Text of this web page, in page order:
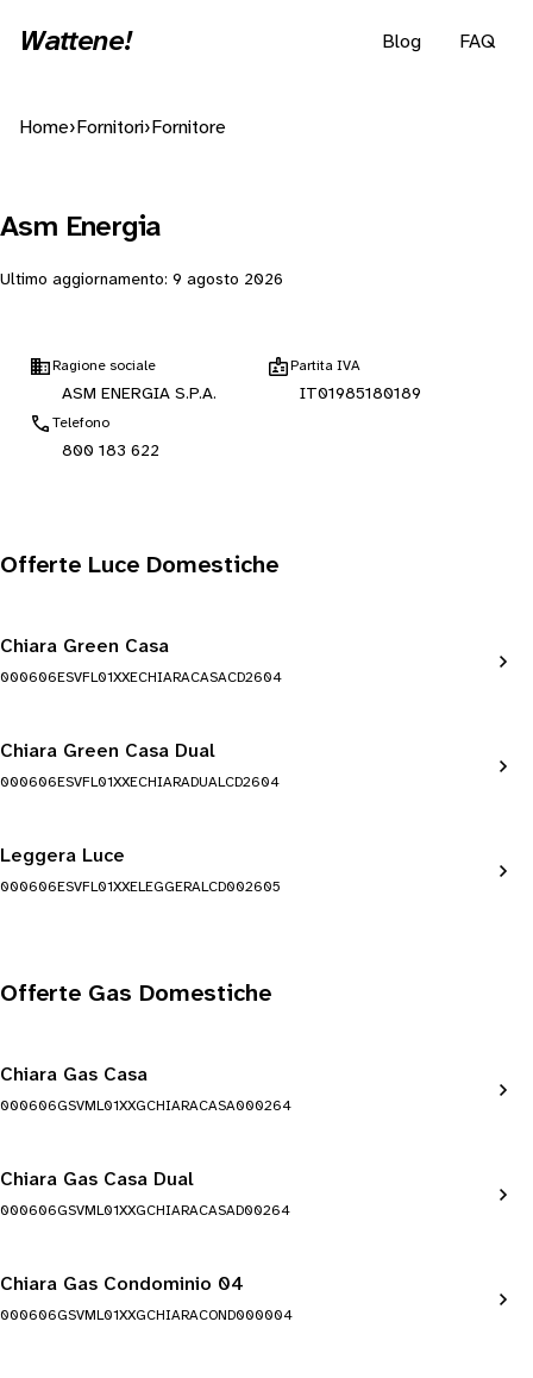
Wattene! Blog FAQ
Home› Fornitori› Fornitore
Asm Energia
Ultimo aggiornamento: 9 agosto 2026
Ragione sociale
ASM ENERGIA S.P.A.
Partita IVA
IT01985180189
Telefono
800 183 622
Offerte Luce Domestiche
Chiara Green Casa
000606ESVFL01XXECHIARACASACD2604
Chiara Green Casa Dual
000606ESVFL01XXECHIARADUALCD2604
Leggera Luce
000606ESVFL01XXELEGGERALCD002605
Offerte Gas Domestiche
Chiara Gas Casa
000606GSVML01XXGCHIARACASA000264
Chiara Gas Casa Dual
000606GSVML01XXGCHIARACASAD00264
Chiara Gas Condominio 04
000606GSVML01XXGCHIARACOND000004